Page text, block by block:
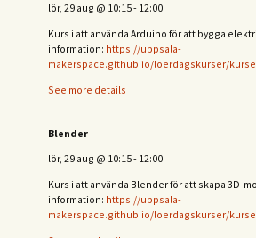
lör, 29 aug @ 10:15- 12:00
Kurs i att använda Arduino för att bygga
information: https://uppsala-
makerspace.github.io/loerdagskurser/
See more details
Blender
lör, 29 aug @ 10:15- 12:00
Kurs i att använda Blender för att skapa 3D-
information: https://uppsala-
makerspace.github.io/loerdagskurser/